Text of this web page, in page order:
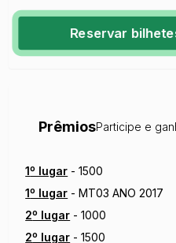
Reservar
PrêmiosParticipe e
1º lugar -1500
1º lugar -MT03 ANO 2017
2º lugar -1000
2º lugar -1500